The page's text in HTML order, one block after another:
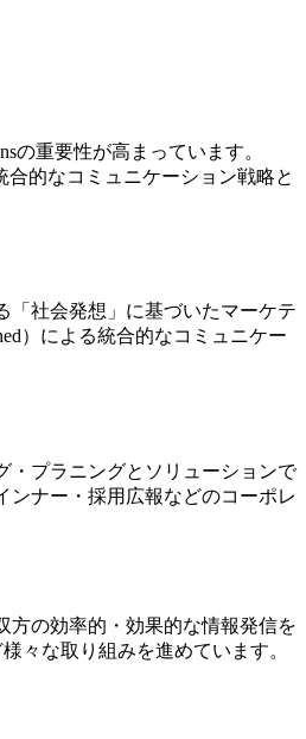
の重要性が高まっています。
的なコミュニケーション戦略と
「社会発想」に基づいたマーケテ
）による統合的なコミュニケー
・プラニングとソリューションで
ナー・採用広報などのコーポレ
方の効率的・効果的な情報発信を
々な取り組みを進めています。